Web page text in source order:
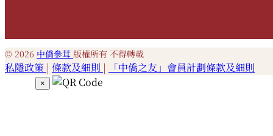
© 2026 中僑參茸 版權所有 不得轉載
私隱政策 | 條款及細則 | 「中僑之友」會員計劃條款及細則
×